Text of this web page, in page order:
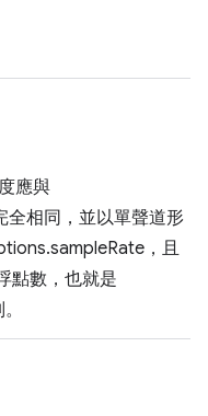
應與
相同，並以單聲道形
，且
點數，也就是